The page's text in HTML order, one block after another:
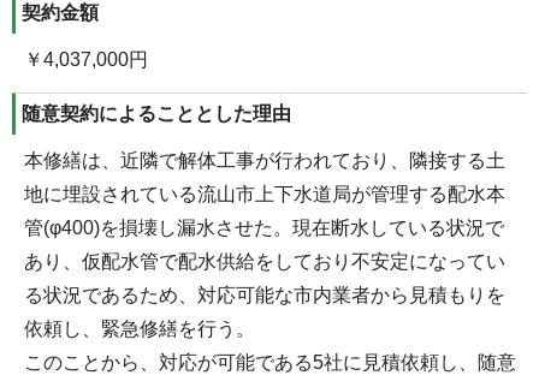
契約金額
￥4,037,000円
随意契約によることとした理由
本修繕は、近隣で解体工事が行われており、隣接する土
地に埋設されている流山市上下水道局が管理する配水本
管(φ400)を損壊し漏水させた。現在断水している状況で
あり、仮配水管で配水供給をしており不安定になってい
る状況であるため、対応可能な市内業者から見積もりを
依頼し、緊急修繕を行う。
このことから、対応が可能である5社に見積依頼し、随意